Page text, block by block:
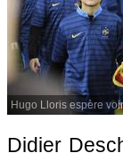
Hugo Lloris espère
Didier